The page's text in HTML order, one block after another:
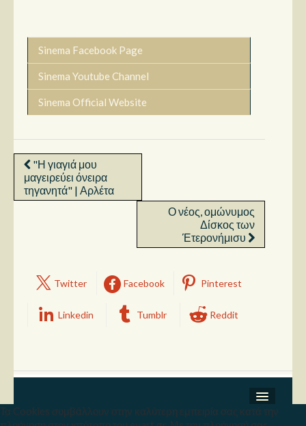
Sinema Facebook Page
Sinema Youtube Channel
Sinema Official Website
"Η γιαγιά μου
μαγειρεύει όνειρα
τηγανητά" | Αρλέτα
Ο νέος, ομώνυμος
Δίσκος των
Έτερονήμισυ
Twitter Facebook Pinterest
Linkedin Tumblr Reddit
Σχετικά
Τα Cookies συμβάλλουν στην καλύτερη εμπειρία σας κατά την